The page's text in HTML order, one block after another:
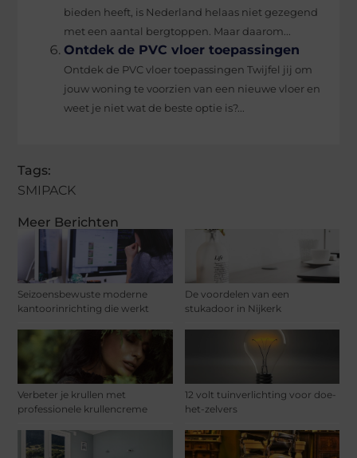
Meer Berichten
Seizoensbewuste moderne
kantoorinrichting die werkt
De voordelen van een
stukadoor in Nijkerk
Verbeter je krullen met
professionele krullencreme
12 volt tuinverlichting voor doe-
het-zelvers
bieden heeft, is Nederland helaas niet gezegend
met een aantal bergtoppen. Maar daarom...
Ontdek de PVC vloer toepassingen
Ontdek de PVC vloer toepassingen Twijfel jij om
jouw woning te voorzien van een nieuwe vloer en
weet je niet wat de beste optie is?...
Tags:
SMIPACK